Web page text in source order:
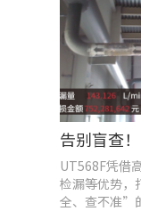
UT568F凭借
检漏等优势，
全、查不准”